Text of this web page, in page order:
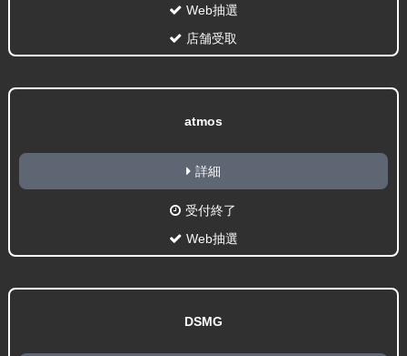
Web抽選
店舗受取
atmos
詳細
受付終了
Web抽選
DSMG